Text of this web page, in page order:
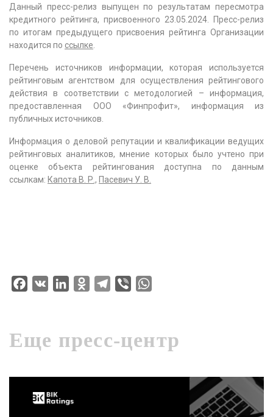
Данный пресс-релиз выпущен по результатам пересмотра
кредитного рейтинга, присвоенного 23.05.2024. Пресс-релиз
по итогам предыдущего присвоения рейтинга Организации
находится по ссылке
Перечень источников информации, которая используется
рейтинговым агентством для осуществления рейтингового
действия в соответствии с методологией – информация,
предоставленная ООО «Финпрофит», информация из
публичных источников.
Информация о деловой репутации и квалификации ведущих
рейтинговых аналитиков, мнение которых было учтено при
оценке объекта рейтингования доступна по данным
ссылкам: Капота В. Р., Пасевич У. В.
Facebook
VK LinkedInOdnoklassniki
Telegram
Viber
Еще пресс-центр